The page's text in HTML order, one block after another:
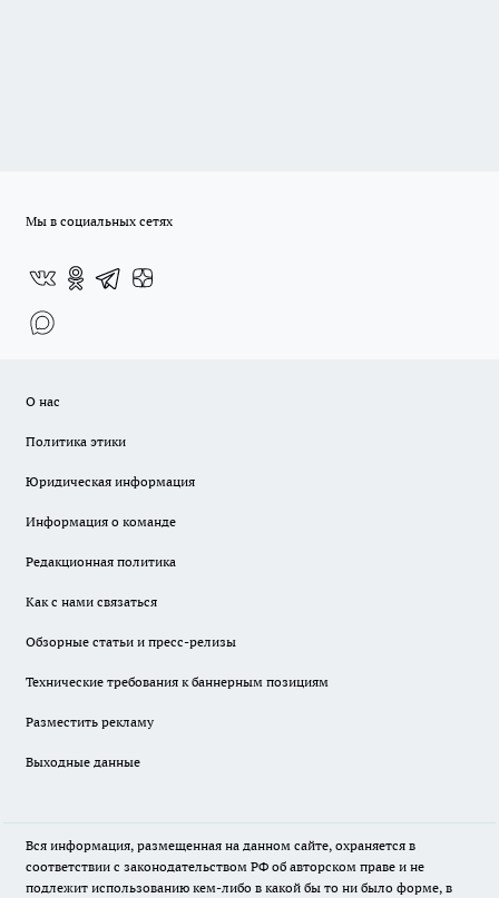
Мы в социальных сетях
О нас
Политика этики
Юридическая информация
Информация о команде
Редакционная политика
Как с нами связаться
Обзорные статьи и пресс-релизы
Технические требования к баннерным позициям
Разместить рекламу
Выходные данные
Вся информация, размещенная на данном сайте, охраняется в
соответствии с законодательством РФ об авторском праве и не
подлежит использованию кем-либо в какой бы то ни было форме, в